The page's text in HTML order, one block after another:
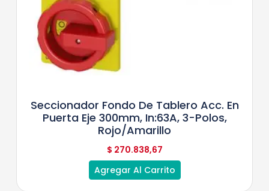
Seccionador Fondo De Tablero Acc. En
Puerta Eje 300mm, In:63A, 3-Polos,
Rojo/Amarillo
$ 270.838,67
Agregar Al Carrito